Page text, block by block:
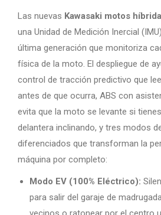
Las nuevas Kawasaki motos
una Unidad de Medición Inercial
última generación que monitoriza
física de la moto. El despliegue de
control de tracción predictivo que
antes de que ocurra, ABS con
evita que la moto se levante si
delantera inclinando, y tres modos
diferenciados que transforman la
máquina por completo:
Modo EV (100% Eléctrico):
para salir del garaje de